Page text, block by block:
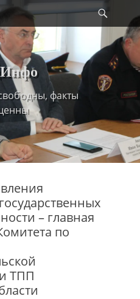
факты
– главная
по
ТПП